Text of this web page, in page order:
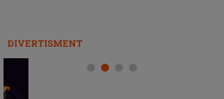
DIVERTISMENT